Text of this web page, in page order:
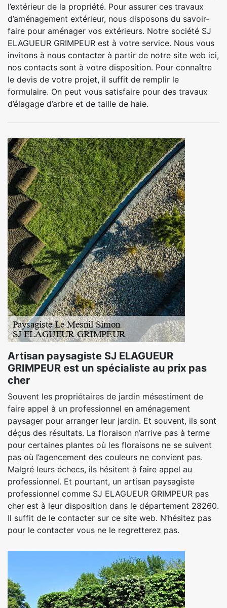
l’extérieur de la propriété. Pour assurer ces travaux
d’aménagement extérieur, nous disposons du savoir-
faire pour aménager vos extérieurs. Notre société SJ
ELAGUEUR GRIMPEUR est à votre service. Nous vous
invitons à nous contacter à partir de notre site web ici,
nos contacts sont à votre disposition. Pour connaître
le devis de votre projet, il suffit de remplir le
formulaire. On peut vous satisfaire pour des travaux
d’élagage d’arbre et de taille de haie.
Artisan paysagiste SJ ELAGUEUR
GRIMPEUR est un spécialiste au prix pas
cher
Souvent les propriétaires de jardin mésestiment de
faire appel à un professionnel en aménagement
paysager pour arranger leur jardin. Et souvent, ils sont
déçus des résultats. La floraison n’arrive pas à terme
pour certaines plantes où les floraisons ne se suivent
pas où l’agencement des couleurs ne convient pas.
Malgré leurs échecs, ils hésitent à faire appel au
professionnel. Et pourtant, un artisan paysagiste
professionnel comme SJ ELAGUEUR GRIMPEUR pas
cher est à leur disposition dans le département 28260.
Il suffit de le contacter sur ce site web. N’hésitez pas
pour le contacter vous ne le regretterez pas.